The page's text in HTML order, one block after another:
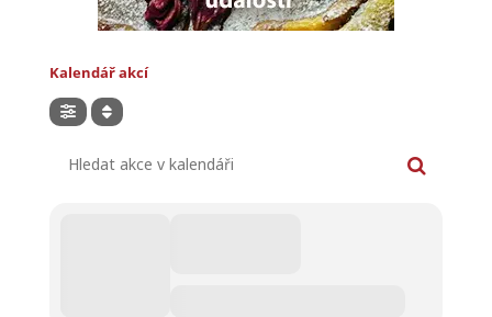
Kalendář akcí